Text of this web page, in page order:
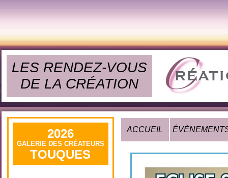
LES RENDEZ-VOUS
DE LA CRÉATION
2026
GALERIE DES CRÉATEURS
TOUQUES
ACCUEIL